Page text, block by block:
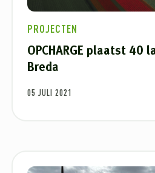
PROJECTEN
OPCHARGE plaatst 40
Breda
05 JULI 2021